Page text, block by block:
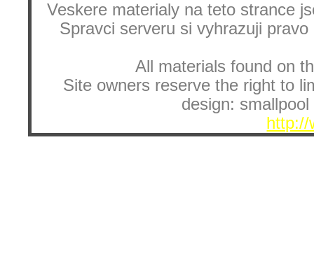
Veskere materialy na teto strance
Spravci serveru si vyhrazuji
All materials found on
Site owners reserve the right to
design:
http://